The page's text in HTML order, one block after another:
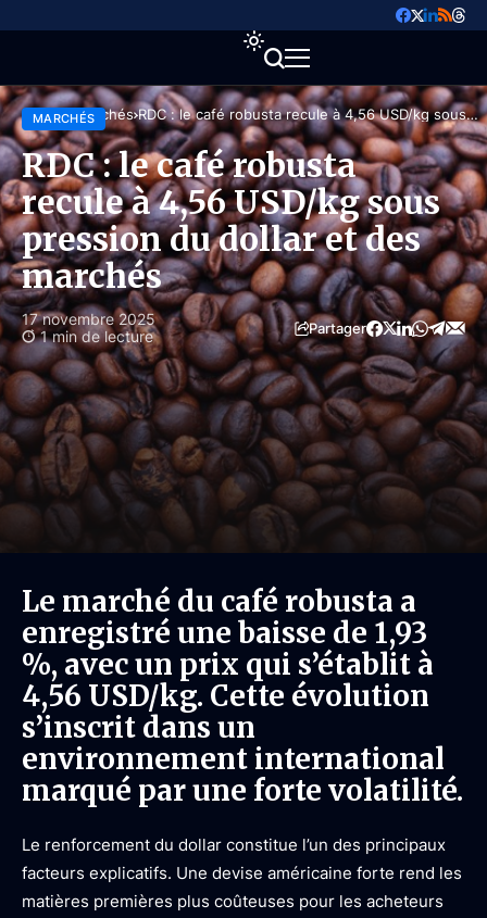
Accueil Marchés RDC : le café robusta recule à 4,56 USD/kg sous
pression du dollar et des marchés
MARCHÉS
RDC : le café robusta
recule à 4,56 USD/kg sous
pression du dollar et des
marchés
17 novembre 2025
1 min de lecture
Partager
Le marché du café robusta a
enregistré une baisse de 1,93
%, avec un prix qui s’établit à
4,56 USD/kg. Cette évolution
s’inscrit dans un
environnement international
marqué par une forte volatilité.
Le renforcement du dollar constitue l’un des principaux
facteurs explicatifs. Une devise américaine forte rend les
matières premières plus coûteuses pour les acheteurs